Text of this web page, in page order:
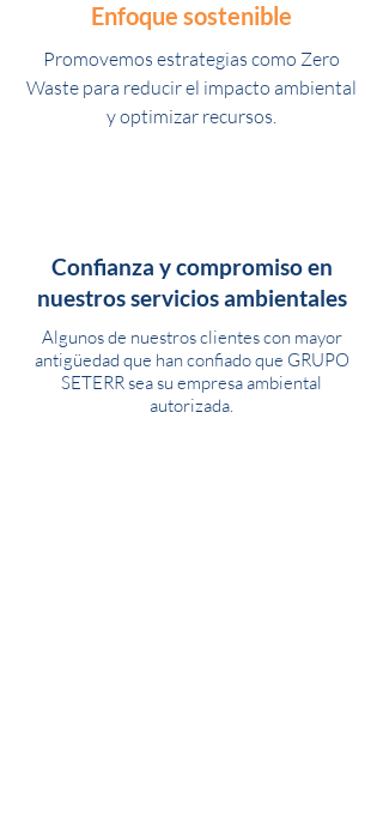
Enfoque sostenible
Promovemos estrategias como Zero
Waste para reducir el impacto ambiental
y optimizar recursos.
Confianza y compromiso en
nuestros servicios ambientales
Algunos de nuestros clientes con mayor
antigüedad que han confiado que GRUPO
SETERR sea su empresa ambiental
autorizada.